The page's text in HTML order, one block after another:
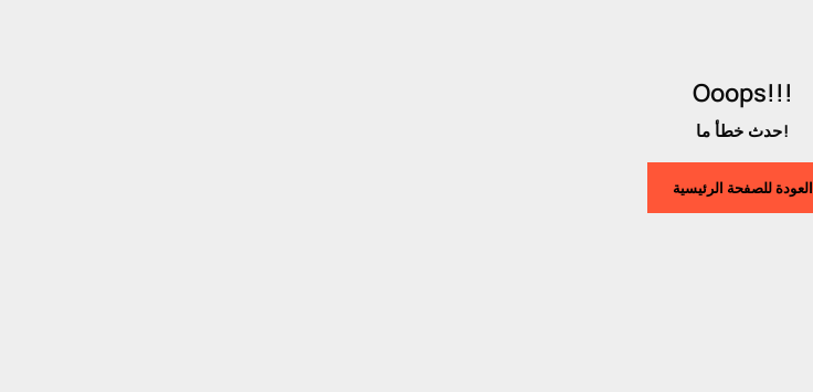
Ooops!!!
حدث خطأ ما!
العودة للصفحة الرئيسية